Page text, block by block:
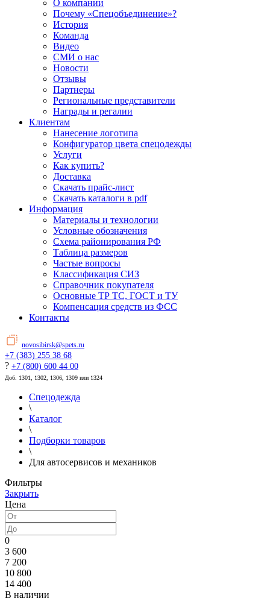
О компании
Почему «Спецобъединение»?
История
Команда
Видео
СМИ о нас
Новости
Отзывы
Партнеры
Региональные представители
Награды и регалии
Клиентам
Нанесение логотипа
Конфигуратор цвета спецодежды
Услуги
Как купить?
Доставка
Скачать прайс-лист
Скачать каталоги в pdf
Информация
Материалы и технологии
Условные обозначения
Схема районирования РФ
Таблица размеров
Частые вопросы
Классификация СИЗ
Справочник покупателя
Основные ТР ТС, ГОСТ и ТУ
Компенсация средств из ФСС
Контакты
novosibirsk@spets.ru
+7 (383) 255 38 68
? +7 (800) 600 44 00
Доб. 1301, 1302, 1306, 1309 или 1324
Спецодежда
\
Каталог
\
Подборки товаров
\
Для автосервисов и механиков
Фильтры
Закрыть
Цена
0
3 600
7 200
10 800
14 400
В наличии